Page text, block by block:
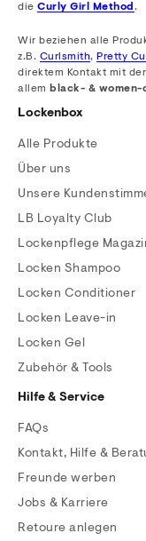
die Curly Girl Method .
Wir beziehen alle
z.B. Curlsmith, Pretty
direktem Kontakt mit
allem black- & women-
Lockenbox
Alle Produkte
Über uns
Unsere
LB Loyalty Club
Lockenpflege
Locken Shampoo
Locken Conditioner
Locken Leave-in
Locken Gel
Zubehör & Tools
Hilfe & Service
FAQs
Kontakt, Hilfe &
Freunde werben
Jobs & Karriere
Retoure anlegen